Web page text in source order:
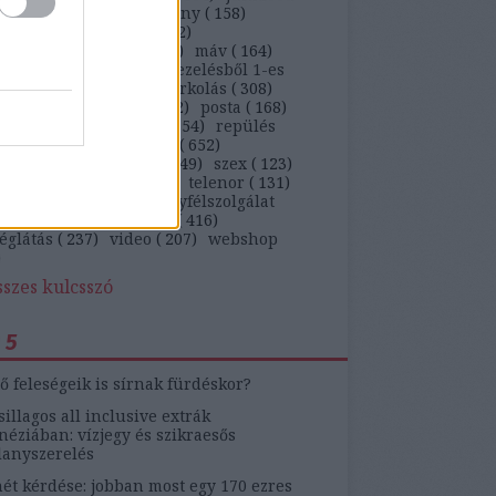
kaja ( kiskarácsony ( 158)
362)
) máv ( 164)
panaszkezelésből 1-es
panaszlevél parkolás ( 308)
212) posta ( 168)
154)
repülés
ruha (230 ( 652)
349) szex ( 123)
telenor ( 131 )
ügyfélszolgálat
( 416)
( 237) video ( 207) webshop
kulcsszó
5
feleségeik is sírnak fürdéskor?
all inclusive extrák
vízjegy és szikraesős
kérdése: jobban most egy 170 ezres